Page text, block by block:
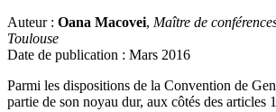
Auteur : Oana Macovei, Maître de
Toulouse
Date de publication : Mars 2016
Parmi les dispositions de la Convention de
partie de son noyau dur, aux côtés des articles